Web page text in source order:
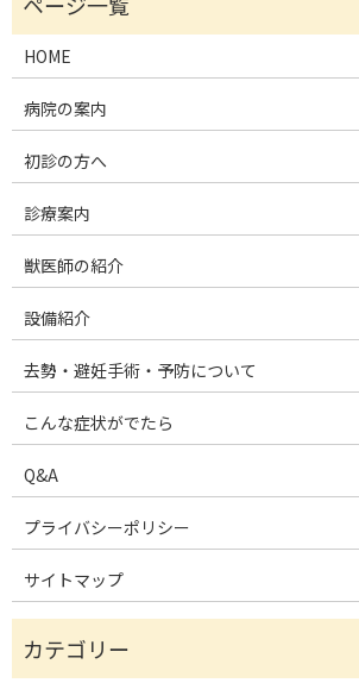
HOME
病院の案内
初診の方へ
診療案内
獣医師の紹介
設備紹介
去勢・避妊手術・予防について
こんな症状がでたら
Q&A
プライバシーポリシー
サイトマップ